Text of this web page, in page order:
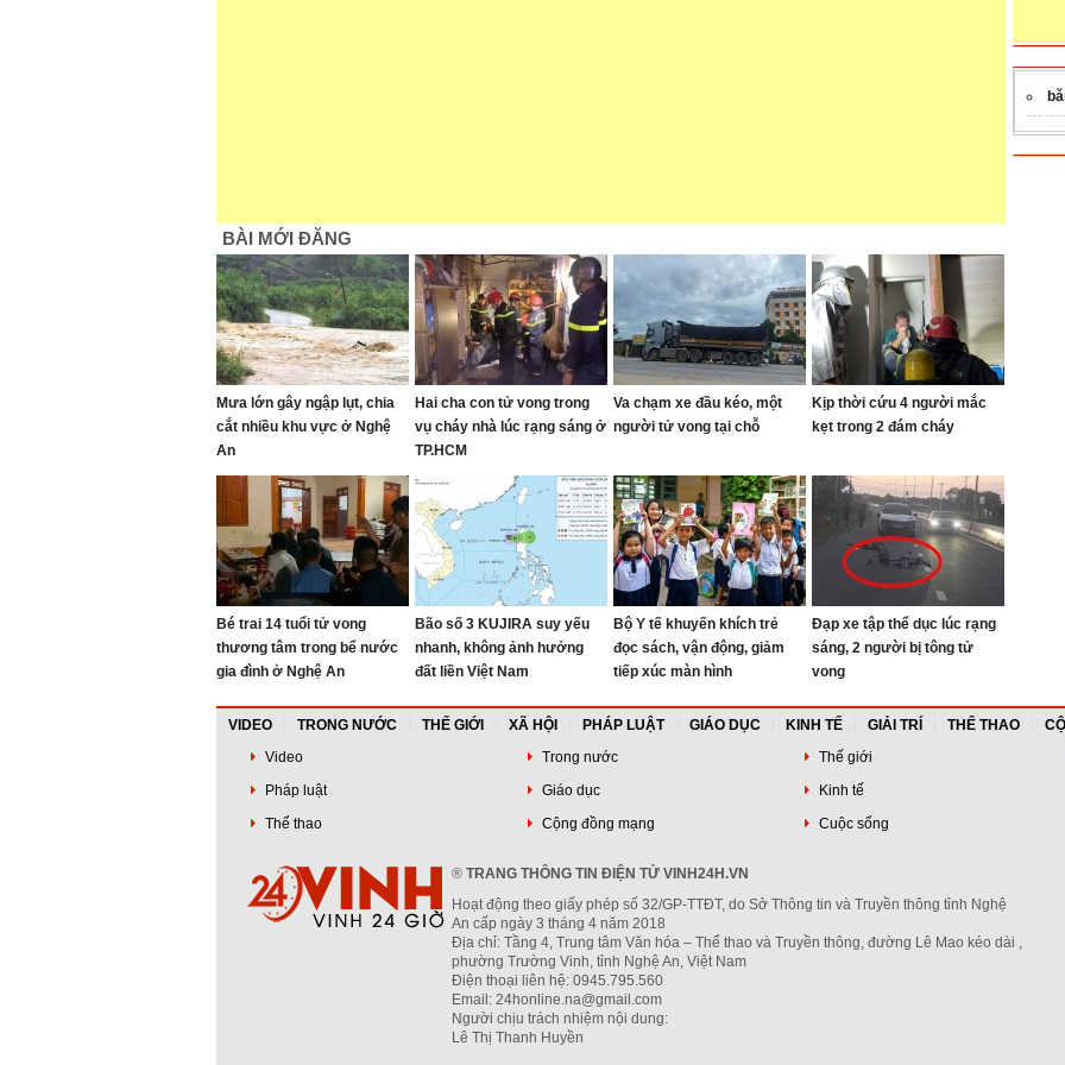
BÀI MỚI ĐĂNG
Mưa lớn gây ngập lụt, chia
cắt nhiều khu vực ở Nghệ
An
Hai cha con tử vong trong
vụ cháy nhà lúc rạng sáng ở
TP.HCM
Va chạm xe đầu kéo, một
người tử vong tại chỗ
Kịp thời cứu 4 người mắc
kẹt trong 2 đám cháy
Bé trai 14 tuổi tử vong
thương tâm trong bể nước
gia đình ở Nghệ An
Bão số 3 KUJIRA suy yếu
nhanh, không ảnh hưởng
đất liền Việt Nam
Bộ Y tế khuyến khích trẻ
đọc sách, vận động, giảm
tiếp xúc màn hình
Đạp xe tập thể dục lúc rạng
sáng, 2 người bị tông tử
vong
VIDEO TRONG NƯỚC THẾ GIỚI XÃ HỘI PHÁP LUẬT GIÁO DỤC KINH TẾ GIẢI TRÍ THỂ THAO
Video
Trong nước Thế giới
Pháp luật
Giáo dục Kinh tế
Thể thao
Cộng đồng mạng Cuộc sống
® TRANG THÔNG TIN ĐIỆN TỬ VINH24H.VN
Hoạt động theo giấy phép số 32/GP-TTĐT, do Sở Thông tin và Truyền thông tỉnh Nghệ
An cấp ngày 3 tháng 4 năm 2018
Địa chỉ: Tầng 4, Trung tâm Văn hóa – Thể thao và Truyền thông, đường Lê Mao kéo dài ,
phường Trường Vinh, tỉnh Nghệ An, Việt Nam
Điện thoại liên hệ: 0945.795.560
Email: 24honline.na@gmail.com
Người chịu trách nhiệm nội dung:
Lê Thị Thanh Huyền